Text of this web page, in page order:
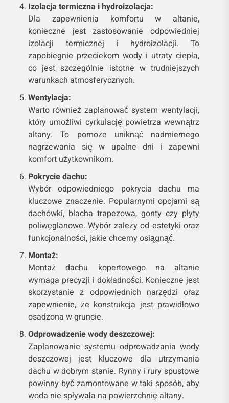
Izolacja termiczna i hydroizolacja:
Dla zapewnienia komfortu w altanie,
konieczne jest zastosowanie odpowiedniej
izolacji termicznej i hydroizolacji. To
zapobiegnie przeciekom wody i utraty ciepła,
co jest szczególnie istotne w trudniejszych
warunkach atmosferycznych.
Wentylacja:
Warto również zaplanować system wentylacji,
który umożliwi cyrkulację powietrza wewnątrz
altany. To pomoże uniknąć nadmiernego
nagrzewania się w upalne dni i zapewni
komfort użytkownikom.
Pokrycie dachu:
Wybór odpowiedniego pokrycia dachu ma
kluczowe znaczenie. Popularnymi opcjami są
dachówki, blacha trapezowa, gonty czy płyty
poliwęglanowe. Wybór zależy od estetyki oraz
funkcjonalności, jakie chcemy osiągnąć.
Montaż:
Montaż dachu kopertowego na altanie
wymaga precyzji i dokładności. Konieczne jest
skorzystanie z odpowiednich narzędzi oraz
zapewnienie, że konstrukcja jest prawidłowo
osadzona w gruncie.
Odprowadzenie wody deszczowej:
Zaplanowanie systemu odprowadzania wody
deszczowej jest kluczowe dla utrzymania
dachu w dobrym stanie. Rynny i rury spustowe
powinny być zamontowane w taki sposób, aby
woda nie spływała na powierzchnię altany.